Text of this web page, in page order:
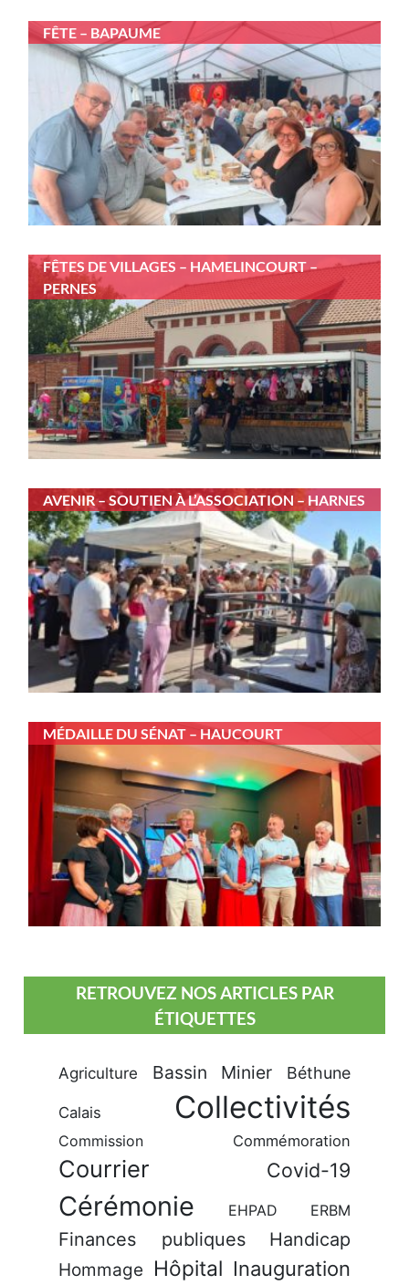
FÊTE – BAPAUME
FÊTES DE VILLAGES – HAMELINCOURT –
PERNES
AVENIR – SOUTIEN À L’ASSOCIATION – HARNES
MÉDAILLE DU SÉNAT – HAUCOURT
RETROUVEZ NOS ARTICLES PAR
ÉTIQUETTES
Agriculture Bassin Minier Béthune
Calais Collectivités
Commission Commémoration
Courrier Covid-19
Cérémonie EHPAD ERBM
Finances publiques Handicap
Hommage Hôpital Inauguration